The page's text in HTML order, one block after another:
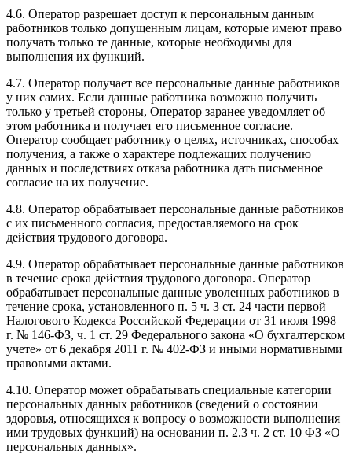
4.6. Оператор разрешает доступ к персональным данным
работников только допущенным лицам, которые имеют право
получать только те данные, которые необходимы для
выполнения их функций.
4.7. Оператор получает все персональные данные работников
у них самих. Если данные работника возможно получить
только у третьей стороны, Оператор заранее уведомляет об
этом работника и получает его письменное согласие.
Оператор сообщает работнику о целях, источниках, способах
получения, а также о характере подлежащих получению
данных и последствиях отказа работника дать письменное
согласие на их получение.
4.8. Оператор обрабатывает персональные данные работников
с их письменного согласия, предоставляемого на срок
действия трудового договора.
4.9. Оператор обрабатывает персональные данные работников
в течение срока действия трудового договора. Оператор
обрабатывает персональные данные уволенных работников в
течение срока, установленного п. 5 ч. 3 ст. 24 части первой
Налогового Кодекса Российской Федерации от 31 июля 1998
г. № 146-ФЗ, ч. 1 ст. 29 Федерального закона «О бухгалтерском
учете» от 6 декабря 2011 г. № 402-ФЗ и иными нормативными
правовыми актами.
4.10. Оператор может обрабатывать специальные категории
персональных данных работников (сведений о состоянии
здоровья, относящихся к вопросу о возможности выполнения
ими трудовых функций) на основании п. 2.3 ч. 2 ст. 10 ФЗ «О
персональных данных».